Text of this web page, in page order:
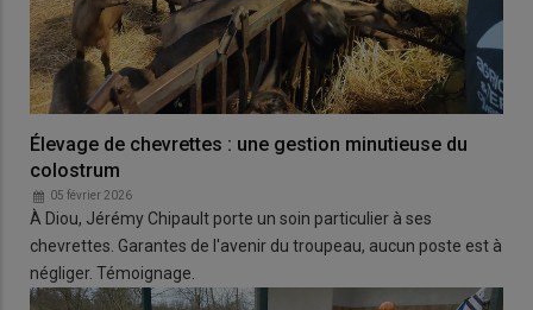
Élevage de chevrettes : une gestion minutieuse du
colostrum
05 février 2026
À Diou, Jérémy Chipault porte un soin particulier à ses
chevrettes. Garantes de l'avenir du troupeau, aucun poste est à
négliger. Témoignage.